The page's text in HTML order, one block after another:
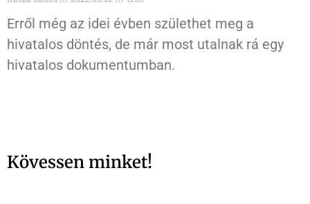
Erről még az idei évben születhet meg a
hivatalos döntés, de már most utalnak rá egy
hivatalos dokumentumban.
Kövessen minket!